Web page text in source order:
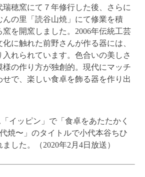
穂窯にて７年修行した後、さらに
んの里「読谷山焼」にて修業を積
窯を開窯しました。2006年伝統工芸
に触れた前野さんが作る器には、
れられています。色合いの美しさ
の作り方が独創的。現代にマッチ
せで、楽しい食卓を飾る器を作り出
イッピン」で「食卓をあたたかく
焼〜」のタイトルで小代本谷ちひ
した。（2020年2月4日放送）